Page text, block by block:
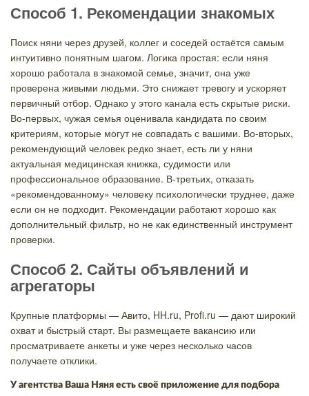
Способ 1. Рекомендации знакомых
Поиск няни через друзей, коллег и соседей остаётся самым
интуитивно понятным шагом. Логика простая: если няня
хорошо работала в знакомой семье, значит, она уже
проверена живыми людьми. Это снижает тревогу и ускоряет
первичный отбор. Однако у этого канала есть скрытые риски.
Во-первых, чужая семья оценивала кандидата по своим
критериям, которые могут не совпадать с вашими. Во-вторых,
рекомендующий человек редко знает, есть ли у няни
актуальная медицинская книжка, судимости или
профессиональное образование. В-третьих, отказать
«рекомендованному» человеку психологически труднее, даже
если он не подходит. Рекомендации работают хорошо как
дополнительный фильтр, но не как единственный инструмент
проверки.
Способ 2. Сайты объявлений и
агрегаторы
Крупные платформы — Авито, HH.ru, Profi.ru — дают широкий
охват и быстрый старт. Вы размещаете вакансию или
просматриваете анкеты и уже через несколько часов
получаете отклики.
У агентства Ваша Няня есть своё приложение для подбора